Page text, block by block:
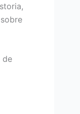
de